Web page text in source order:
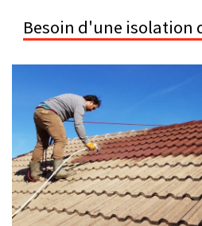
Besoin d'une isolation